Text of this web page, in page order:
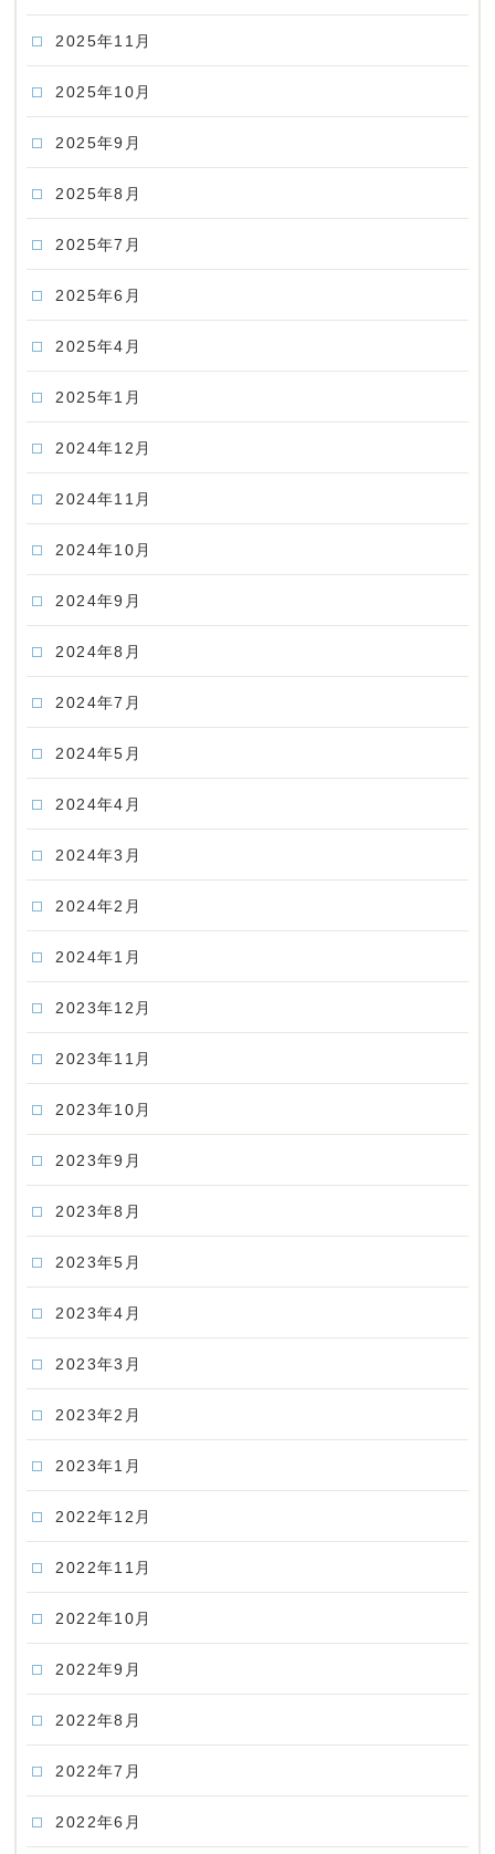
2025年11月
2025年10月
2025年9月
2025年8月
2025年7月
2025年6月
2025年4月
2025年1月
2024年12月
2024年11月
2024年10月
2024年9月
2024年8月
2024年7月
2024年5月
2024年4月
2024年3月
2024年2月
2024年1月
2023年12月
2023年11月
2023年10月
2023年9月
2023年8月
2023年5月
2023年4月
2023年3月
2023年2月
2023年1月
2022年12月
2022年11月
2022年10月
2022年9月
2022年8月
2022年7月
2022年6月